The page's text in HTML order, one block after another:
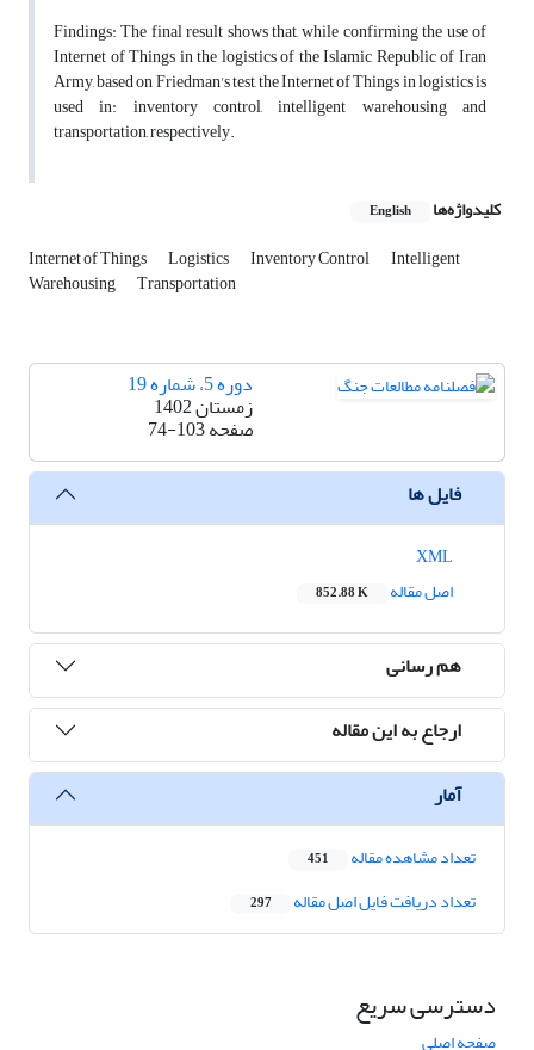
Findings: The final result shows that, while confirming the use of
Internet of Things in the logistics of the Islamic Republic of Iran
Army, based on Friedman's test, the Internet of Things in logistics is
used in: inventory control, intelligent warehousing and
transportation, respectively.
کلیدواژه‌ها English
Internet of Things Logistics Inventory Control Intelligent
Warehousing Transportation
دوره 5، شماره 19
زمستان 1402
صفحه74-103
فایل ها
اصل مقاله
852.88 K
هم رسانی
ارجاع به این مقاله
آمار
تعداد مشاهده مقاله 451
تعداد دریافت فایل اصل مقاله 297
دسترسی سریع
صفحه اصلی